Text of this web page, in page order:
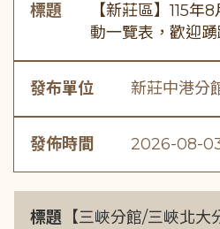
標題
【新莊區】115
動一覽表，歡迎踴
發布單位 新莊中港分
發佈時間 2026-08-
標題 【三峽分館/三峽北